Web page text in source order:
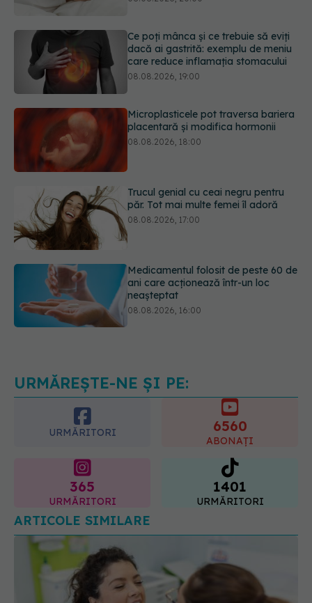
care reduce inflamația stomacului
08.08.2026, 19:00
08.08.2026, 18:00
08.08.2026, 17:00
neașteptat
08.08.2026, 16:00
URMĂREȘTE-NE ȘI PE:
URMĂRITORI 6560
ABONAȚI
365
URMĂRITORI
1401
URMĂRITORI
ARTICOLE SIMILARE